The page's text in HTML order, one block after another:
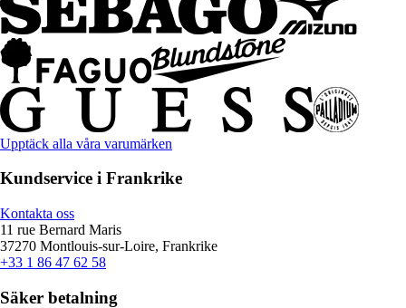
Upptäck alla våra varumärken
Kundservice i Frankrike
Kontakta oss
11 rue Bernard Maris
37270 Montlouis-sur-Loire, Frankrike
+33 1 86 47 62 58
Säker betalning